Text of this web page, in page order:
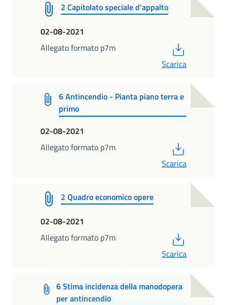
2 Capitolato speciale d'appalto
02-08-2021
Allegato formato p7m
Scarica
6 Antincendio - Pianta piano terra e
primo
02-08-2021
Allegato formato p7m
Scarica
2 Quadro economico opere
02-08-2021
Allegato formato p7m
Scarica
6 Stima incidenza della manodopera
per antincendio